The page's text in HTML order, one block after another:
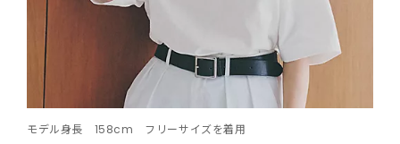
モデル身長 158cm フリーサイズを着用